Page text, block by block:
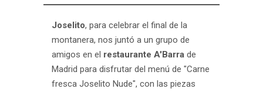
Joselito, para celebrar el final de la
montanera, nos juntó a un grupo de
amigos en el restaurante A'Barra de
Madrid para disfrutar del menú de "Carne
fresca Joselito Nude", con las piezas